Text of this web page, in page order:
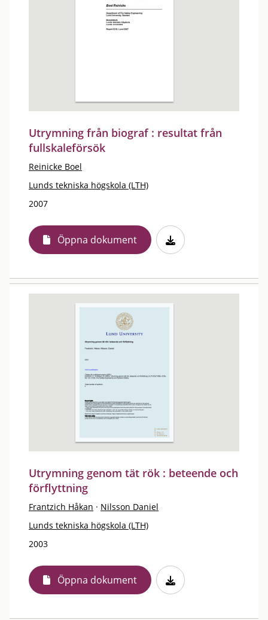
Utrymning från biograf : resultat från
fullskaleförsök
Reinicke Boel
Lunds tekniska högskola (LTH)
2007
Öppna dokument
Utrymning genom tät rök : beteende och
förflyttning
Frantzich Håkan · Nilsson Daniel
Lunds tekniska högskola (LTH)
2003
Öppna dokument